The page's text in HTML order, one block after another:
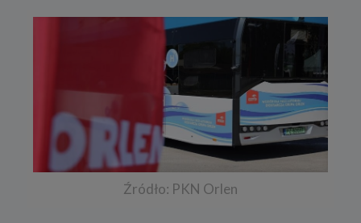
Źródło: PKN Orlen